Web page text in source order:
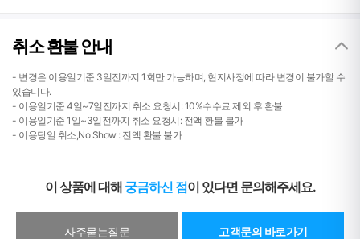
취소 환불 안내
- 변경은 이용일기준 3일전까지 1회만 가능하며, 현지사정에 따라 변경이 불가할 수
있습니다.
- 이용일기준 4일~7일전까지 취소 요청시: 10%수수료 제외 후 환불
- 이용일기준 1일~3일전까지 취소 요청시: 전액 환불 불가
- 이용당일 취소,No Show : 전액 환불 불가
이 상품에 대해 궁금하신 점이 있다면 문의해주세요.
자주묻는질문 고객문의 바로가기